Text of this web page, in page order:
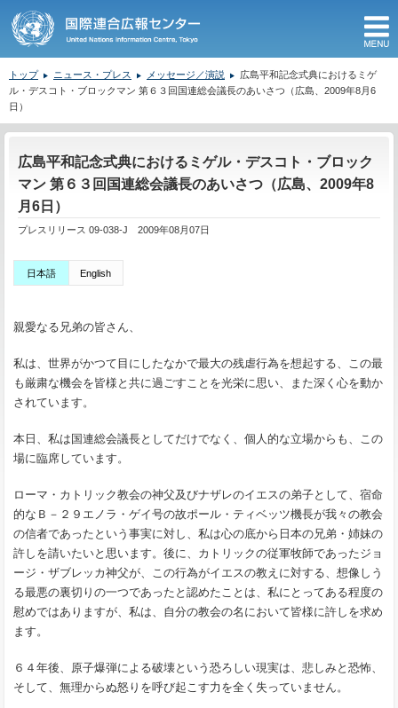
トップ ニュース・プレス メッセージ／演説
広島平和記念式典におけるミゲ
ル・デスコト・ブロックマン 第６３回国連総会議長のあいさつ（広島、2009年8月6
日）
広島平和記念式典におけるミゲル・デスコト・ブロック
マン 第６３回国連総会議長のあいさつ（広島、2009年8
月6日）
プレスリリース 09-038-J 2009年08月07日
日本語 English
親愛なる兄弟の皆さん、
私は、世界がかつて目にしたなかで最大の残虐行為を想起する、この最
も厳粛な機会を皆様と共に過ごすことを光栄に思い、また深く心を動か
されています。
本日、私は国連総会議長としてだけでなく、個人的な立場からも、この
場に臨席しています。
ローマ・カトリック教会の神父及びナザレのイエスの弟子として、宿命
的なＢ－２９エノラ・ゲイ号の故ポール・ティベッツ機長が我々の教会
の信者であったという事実に対し、私は心の底から日本の兄弟・姉妹の
許しを請いたいと思います。後に、カトリックの従軍牧師であったジョ
ージ・ザブレッカ神父が、この行為がイエスの教えに対する、想像しう
る最悪の裏切りの一つであったと認めたことは、私にとってある程度の
慰めではありますが、私は、自分の教会の名において皆様に許しを求め
ます。
６４年後、原子爆弾による破壊という恐ろしい現実は、悲しみと恐怖、
そして、無理からぬ怒りを呼び起こす力を全く失っていません。